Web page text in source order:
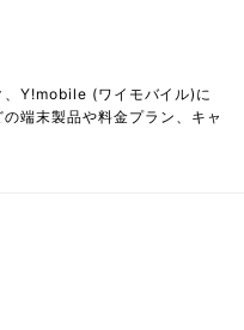
Y!mobile (ワイモバイル)に
端末製品や料金プラン、キャ